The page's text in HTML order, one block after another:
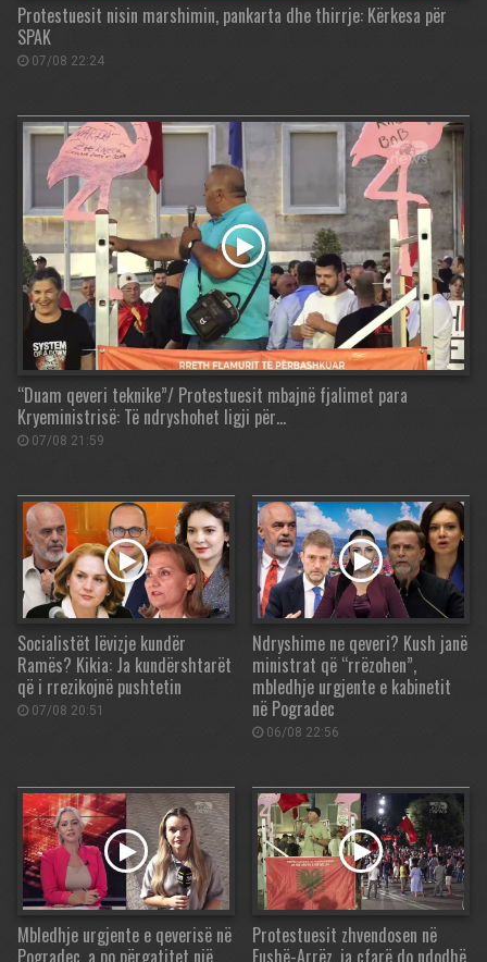
Protestuesit nisin marshimin, pankarta dhe thirrje: Kërkesa për
SPAK
07/08 22:24
“Duam qeveri teknike”/ Protestuesit mbajnë fjalimet para
Kryeministrisë: Të ndryshohet ligji për…
07/08 21:59
Socialistët lëvizje kundër
Ramës? Kikia: Ja kundërshtarët
që i rrezikojnë pushtetin
07/08 20:51
Ndryshime ne qeveri? Kush janë
ministrat që “rrëzohen”,
mbledhje urgjente e kabinetit
në Pogradec
06/08 22:56
Mbledhje urgjente e qeverisë në
Pogradec, a po përgatitet një
Protestuesit zhvendosen në
Fushë-Arrëz, ja çfarë do ndodhë